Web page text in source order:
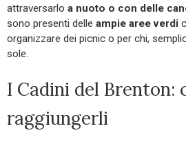
attraversarlo a nuoto o con delle
sono presenti delle ampie aree verdi
organizzare dei picnic o per chi,
sole.
I Cadini del Brenton:
raggiungerli